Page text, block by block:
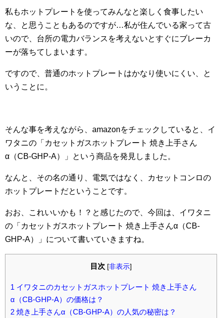
私もホットプレートを使ってみんなと楽しく食事したい
な、と思うこともあるのですが…私が住んでいる家って古
いので、台所の電力バランスを考えないとすぐにブレーカ
ーが落ちてしまいます。
ですので、普通のホットプレートはかなり使いにくい、と
いうことに。
そんな事を考えながら、amazonをチェックしていると、イ
ワタニの「カセットガスホットプレート 焼き上手さん
α（CB-GHP-A）」という商品を発見しました。
なんと、その名の通り、電気ではなく、カセットコンロの
ホットプレートだということです。
おお、これいいかも！？と感じたので、今回は、イワタニ
の「カセットガスホットプレート 焼き上手さんα（CB-
GHP-A）」について書いていきますね。
目次 [非表示]
1 イワタニのカセットガスホットプレート 焼き上手さん
α（CB-GHP-A）の価格は？
2 焼き上手さんα（CB-GHP-A）の人気の秘密は？